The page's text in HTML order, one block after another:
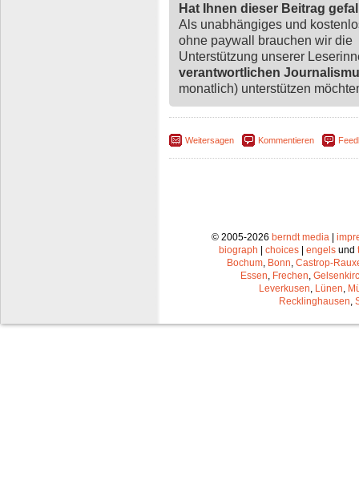
Hat Ihnen dieser Beitrag
Als unabhängiges und
ohne paywall brauchen wir die
Unterstützung unserer
verantwortlichen
monatlich) unterstützen
Weitersagen Kommentieren
© 2005-2026 berndt media|
biograph
choices engels und
Bochum, Bonn, Castrop-
Essen, Frechen,
Leverkusen, Lünen,
Recklinghausen,